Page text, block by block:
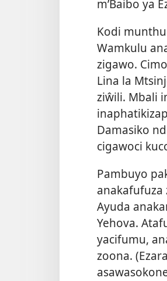
m’Baibo ya
Kodi
Wamkulu
zigawo.
Lina la
ziŵili. Mbali
Damasiko
cigawoci
Pambuyo
anakafufuza
Ayuda
Yehova.
yacifumu,
zoona. (